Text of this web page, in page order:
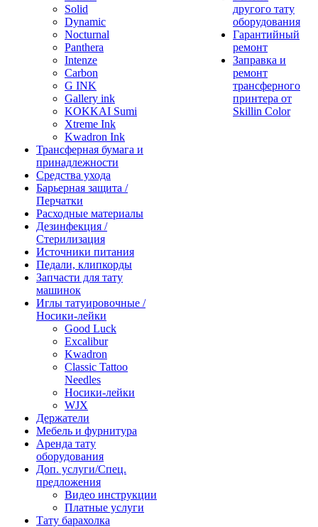
Solid
Dynamic
Nocturnal
Panthera
Intenze
Carbon
G INK
Gallery ink
KOKKAI Sumi
Xtreme Ink
Kwadron Ink
Трансферная бумага и
принадлежности
Средства ухода
Барьерная защита /
Перчатки
Расходные материалы
Дезинфекция /
Стерилизация
Источники питания
Педали, клипкорды
Запчасти для тату
машинок
Иглы татуировочные /
Носики-лейки
Good Luck
Excalibur
Kwadron
Classic Tattoo
Needles
Носики-лейки
WJX
Держатели
Мебель и фурнитура
Аренда тату
оборудования
Доп. услуги/Спец.
предложения
Видео инструкции
Платные услуги
Тату барахолка
другого тату
оборудования
Гарантийный
ремонт
Заправка и
ремонт
трансферного
принтера от
Skillin Color